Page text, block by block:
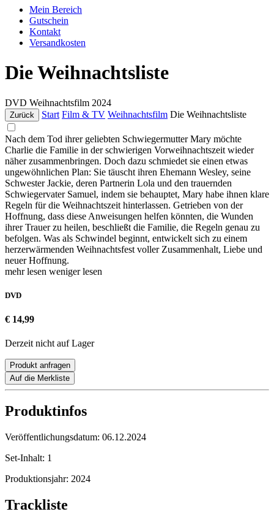
Mein Bereich
Gutschein
Kontakt
Versandkosten
Die Weihnachtsliste
DVD Weihnachtsfilm 2024
Zurück Start Film & TV Weihnachtsfilm Die Weihnachtsliste
Nach dem Tod ihrer geliebten Schwiegermutter Mary möchte
Charlie die Familie in der schwierigen Vorweihnachtszeit wieder
näher zusammenbringen. Doch dazu schmiedet sie einen etwas
ungewöhnlichen Plan: Sie täuscht ihren Ehemann Wesley, seine
Schwester Jackie, deren Partnerin Lola und den trauernden
Schwiegervater Samuel, indem sie behauptet, Mary habe ihnen klare
Regeln für die Weihnachtszeit hinterlassen. Getrieben von der
Hoffnung, dass diese Anweisungen helfen könnten, die Wunden
ihrer Trauer zu heilen, beschließt die Familie, die Regeln genau zu
befolgen. Was als Schwindel beginnt, entwickelt sich zu einem
herzerwärmenden Weihnachtsfest voller Zusammenhalt, Liebe und
neuer Hoffnung.
mehr lesen weniger lesen
DVD
€ 14,99
Derzeit nicht auf Lager
Produkt anfragen
Auf die Merkliste
Produktinfos
Veröffentlichungsdatum: 06.12.2024
Set-Inhalt: 1
Produktionsjahr: 2024
Trackliste